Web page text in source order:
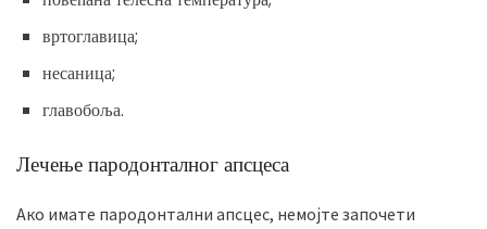
вртоглавица;
несаница;
главобоља.
Лечење пародонталног апсцеса
Ако имате пародонтални апсцес, немојте започети